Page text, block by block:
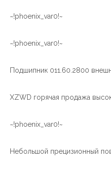
~!phoenix_var0!~
~!phoenix_var0!~
~!phoenix_var0!~